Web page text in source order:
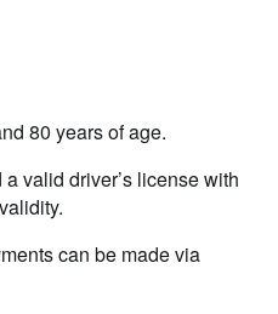
80 years of age.
valid driver’s license with
can be made via